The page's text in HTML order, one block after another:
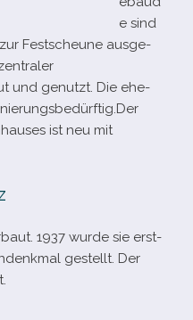
e sind
Festscheune aus­ge­
und genutzt. Die ehe­
ist neu mit
1937 wurde sie erst­
gestellt. Der